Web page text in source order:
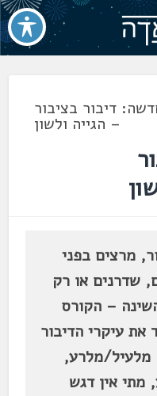
דיבור בציבור
– הגייה ולשון
מרצים בפני
שדרנים או רק
– הקורס
את עיקרי הדיבור
מלעיל/מלרע,
מתי אין דגש